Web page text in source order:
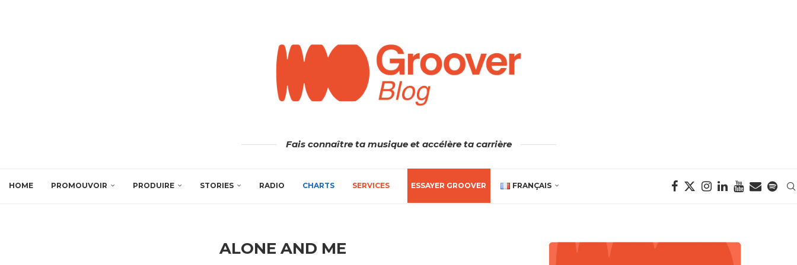
Fais connaître ta musique et accélère ta carrière
HOME PROMOUVOIR PRODUIRE STORIES RADIO CHARTS SERVICES ESSAYER GROOVER FRANÇAIS
ALONE AND ME